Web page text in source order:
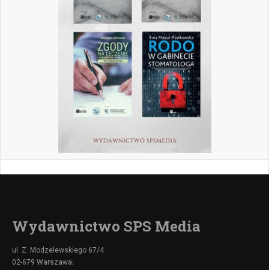
Wydawnictwo SPS Media
ul. Z. Modzelewskiego 67/4
02-679 Warszawa;